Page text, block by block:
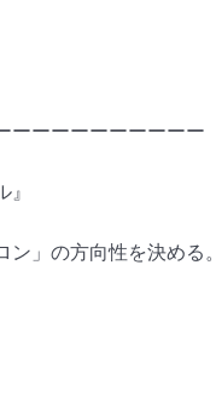
ーーーーーーーーーー
」の方向性を決める。